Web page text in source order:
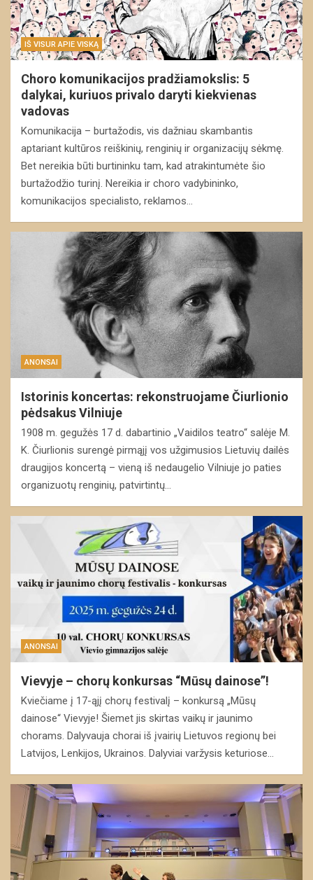
IŠ VISUR APIE VISKĄ
Choro komunikacijos pradžiamokslis: 5
dalykai, kuriuos privalo daryti kiekvienas
vadovas
Komunikacija – burtažodis, vis dažniau skambantis
aptariant kultūros reiškinių, renginių ir organizacijų sėkmę.
Bet nereikia būti burtininku tam, kad atrakintumėte šio
burtažodžio turinį. Nereikia ir choro vadybininko,
komunikacijos specialisto, reklamos…
ANONSAI
Istorinis koncertas: rekonstruojame Čiurlionio
pėdsakus Vilniuje
1908 m. gegužės 17 d. dabartinio „Vaidilos teatro“ salėje M.
K. Čiurlionis surengė pirmąjį vos užgimusios Lietuvių dailės
draugijos koncertą – vieną iš nedaugelio Vilniuje jo paties
organizuotų renginių, patvirtintų…
ANONSAI
Vievyje – chorų konkursas “Mūsų dainose”!
Kviečiame į 17-ąjį chorų festivalį – konkursą „Mūsų
dainose“ Vievyje! Šiemet jis skirtas vaikų ir jaunimo
chorams. Dalyvauja chorai iš įvairių Lietuvos regionų bei
Latvijos, Lenkijos, Ukrainos. Dalyviai varžysis keturiose…